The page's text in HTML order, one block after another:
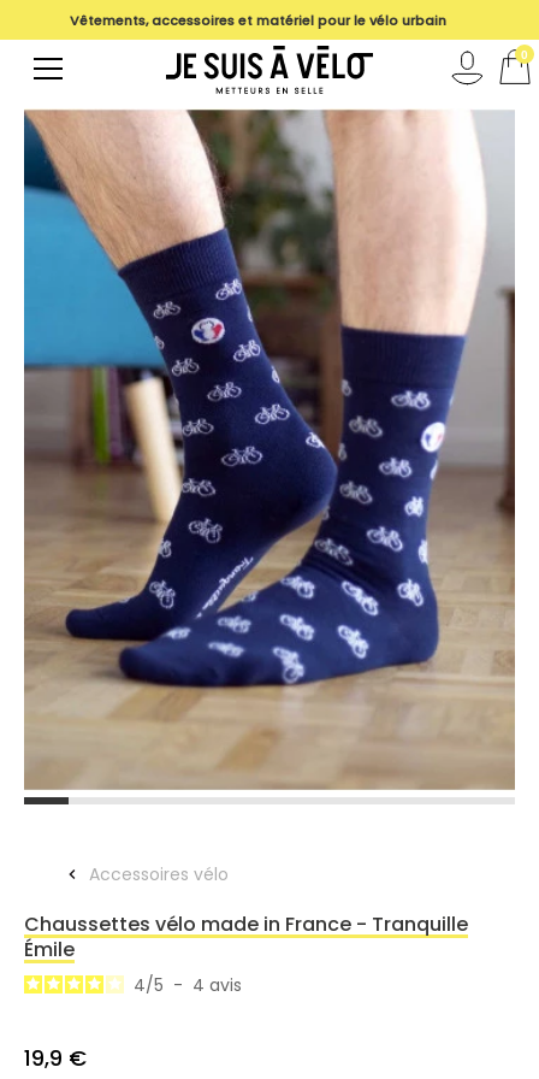
Accessoires vélo
Chaussettes vélo made in France - Tranquille
Émile
4/5 - 4 avis
19,9 €
magasin
Vêtements, accessoires et matériel pour le vélo urbain
0